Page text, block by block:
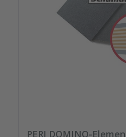
PERI DOMINO-